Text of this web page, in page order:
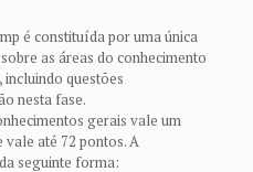
é constituída por uma única
as áreas do conhecimento
questões
nesta fase.
gerais vale um
vale até 72 pontos. A
seguinte forma: